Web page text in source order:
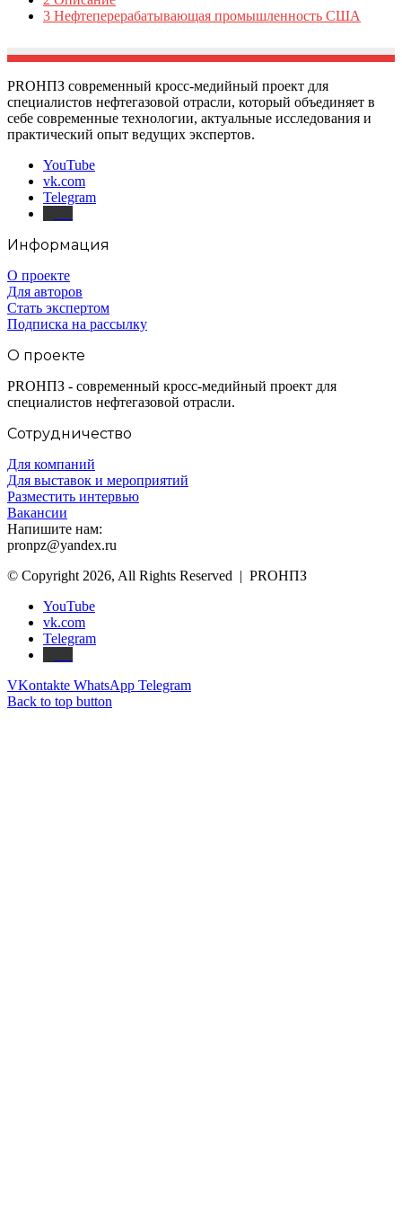
3 Нефтеперерабатывающая промышленность США
PROНПЗ современный кросс-медийный проект для
специалистов нефтегазовой отрасли, который объединяет в
себе современные технологии, актуальные исследования и
практический опыт ведущих экспертов.
YouTube
vk.com
Telegram
Информация
О проекте
Для авторов
Стать экспертом
Подписка на рассылку
О проекте
PROНПЗ - современный кросс-медийный проект для
специалистов нефтегазовой отрасли.
Сотрудничество
Для компаний
Для выставок и мероприятий
Разместить интервью
Вакансии
Напишите нам:
pronpz@yandex.ru
© Copyright 2026, All Rights Reserved | PROНПЗ
YouTube
vk.com
Telegram
VKontakte WhatsApp Telegram
Back to top button